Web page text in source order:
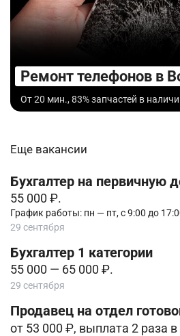
Ремонт телефонов в
От 20 мин., 83% запчастей в
Еще вакансии
Бухгалтер на первичную
55 000 ₽.
График работы: пн — пт, с 9:00 до
29 сентября
Бухгалтер 1 категории
55 000 — 65 000 ₽.
29 сентября
Продавец на отдел
от 53 000 ₽, выплата 2 раза